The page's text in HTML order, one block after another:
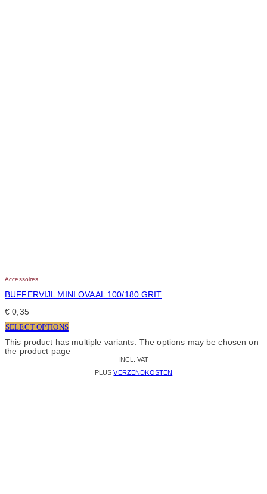
Accessoires
BUFFERVIJL MINI OVAAL 100/180 GRIT
€ 0,35
SELECT OPTIONS
This product has multiple variants. The options may be chosen on
the product page
INCL. VAT
PLUSVERZENDKOSTEN